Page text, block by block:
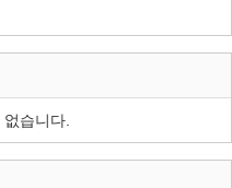
습니다.